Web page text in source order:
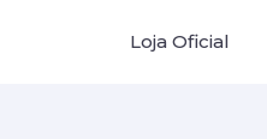
Loja Oficial